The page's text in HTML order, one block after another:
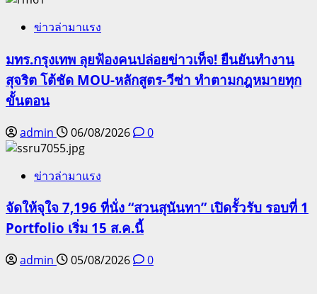
ข่าวล่ามาแรง
มทร.กรุงเทพ ลุยฟ้องคนปล่อยข่าวเท็จ! ยืนยันทำงาน
สุจริต โต้ชัด MOU-หลักสูตร-วีซ่า ทำตามกฎหมายทุก
ขั้นตอน
admin 06/08/2026 0
ข่าวล่ามาแรง
จัดให้จุใจ 7,196 ที่นั่ง “สวนสุนันทา” เปิดรั้วรับ รอบที่ 1
Portfolio เริ่ม 15 ส.ค.นี้
admin 05/08/2026 0